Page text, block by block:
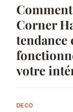
Corner
tendance
votre
DECO